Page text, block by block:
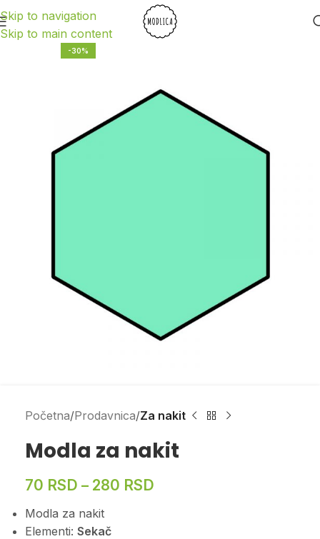
Skip to navigation
Skip to main content
-30%
Početna Prodavnica Za nakit
Modla za nakit
70 RSD – 280 RSD
Modla za nakit
Elementi: Sekač